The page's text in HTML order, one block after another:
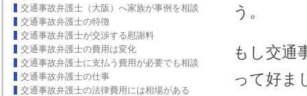
交通事故弁護士（大阪）へ家族が事例を相談
交通事故弁護士の特徴
交通事故弁護士が交渉する慰謝料
交通事故弁護士の費用は変化
交通事故弁護士に支払う費用が必要でも相談
交通事故弁護士の仕事
交通事故弁護士の法律費用には相場がある
う。
もし交通
って好ま